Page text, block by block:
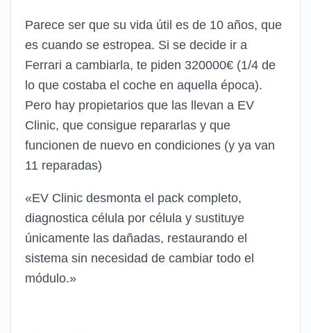
Parece ser que su vida útil es de 10 años, que
es cuando se estropea. Si se decide ir a
Ferrari a cambiarla, te piden 320000€ (1/4 de
lo que costaba el coche en aquella época).
Pero hay propietarios que las llevan a EV
Clinic, que consigue repararlas y que
funcionen de nuevo en condiciones (y ya van
11 reparadas)
«EV Clinic desmonta el pack completo,
diagnostica célula por célula y sustituye
únicamente las dañadas, restaurando el
sistema sin necesidad de cambiar todo el
módulo.»